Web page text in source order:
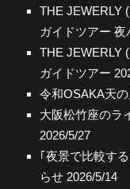
THE JEWERLY
ガイドツアー 夜
THE JEWERLY
ガイドツアー
令和OSAKA天
大阪松竹座のラ
2026/5/27
｢夜景で比較す
らせ 2026/5/14